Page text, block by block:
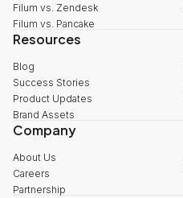
Filum vs. Zendesk
Filum vs. Pancake
Resources
Blog
Success Stories
Product Updates
Brand Assets
Company
About Us
Careers
Partnership